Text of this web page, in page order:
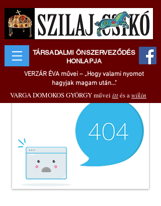
TÁRSADALMI ÖNSZERVEZŐDÉS
HONLAPJA
VERZÁR ÉVA művei – „Hogy valami nyomot
hagyjak magam után..."
VARGA DOMOKOS GYÖRGY művei ittés awikin